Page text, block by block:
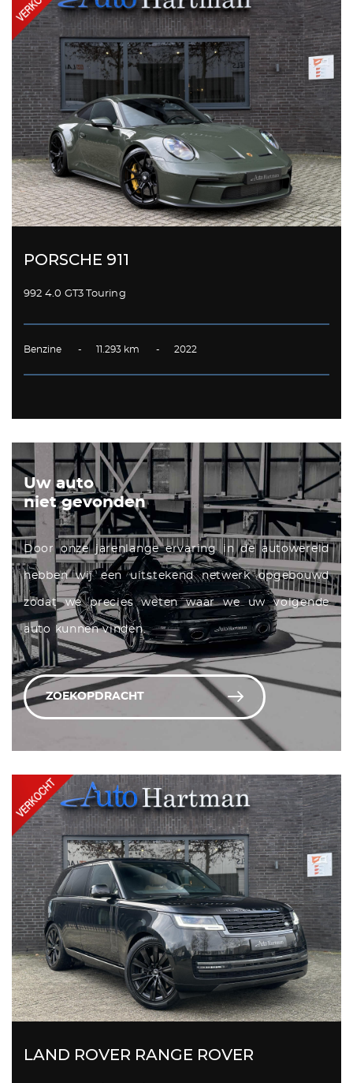
PORSCHE 911
992 4.0 GT3 Touring
Benzine - 11.293 km - 2022
Uw auto
niet gevonden
Door onze jarenlange ervaring in de autowereld
hebben wij een uitstekend netwerk opgebouwd
zodat we precies weten waar we uw volgende
auto kunnen vinden.
ZOEKOPDRACHT
LAND ROVER RANGE ROVER